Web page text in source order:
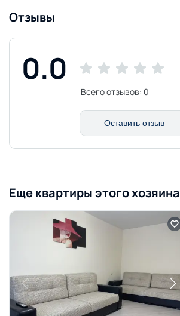
Отзывы
0.0
Всего отзывов: 0
Оставить отзыв
Еще квартиры этого хозяина